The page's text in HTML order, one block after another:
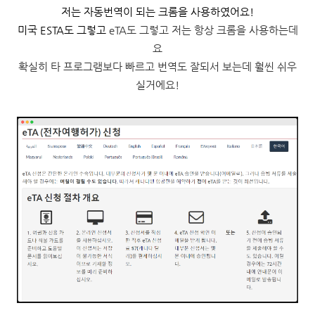
저는 자동번역이 되는 크롬을 사용하였어요!
미국 ESTA도 그렇고 eTA도 그렇고 저는 항상 크롬을 사용하는데
요
확실히 타 프로그램보다 빠르고 번역도 잘되서 보는데 훨씬 쉬우
실거에요!